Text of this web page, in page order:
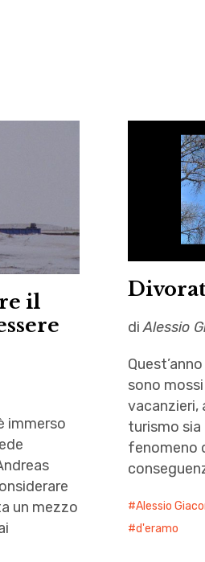
il
immerso
un mezzo
diAlessio
sono
vacanzieri,
turismo sia
fenomeno
Alessio
d'eramo